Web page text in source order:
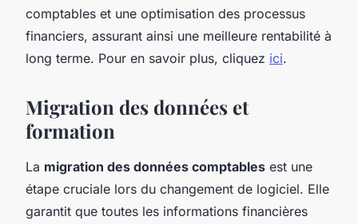
comptables et une optimisation des processus
financiers, assurant ainsi une meilleure rentabilité à
long terme. Pour en savoir plus, cliquez ici.
Migration des données et
formation
La migration des données comptables est une
étape cruciale lors du changement de logiciel. Elle
garantit que toutes les informations financières